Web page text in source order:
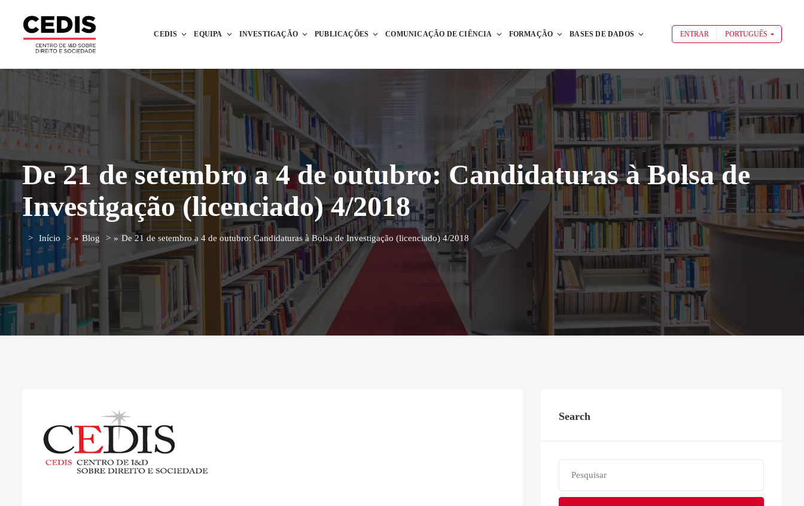
CEDIS EQUIPA INVESTIGAÇÃO PUBLICAÇÕES COMUNICAÇÃO DE CIÊNCIA FORMAÇÃO BASES DE DADOS ENTRAR PORTUGUÊS
De 21 de setembro a 4 de outubro: Candidaturas à Bolsa de
Investigação (licenciado) 4/2018
Início » Blog » De 21 de setembro a 4 de outubro: Candidaturas à Bolsa de Investigação (licenciado) 4/2018
Search